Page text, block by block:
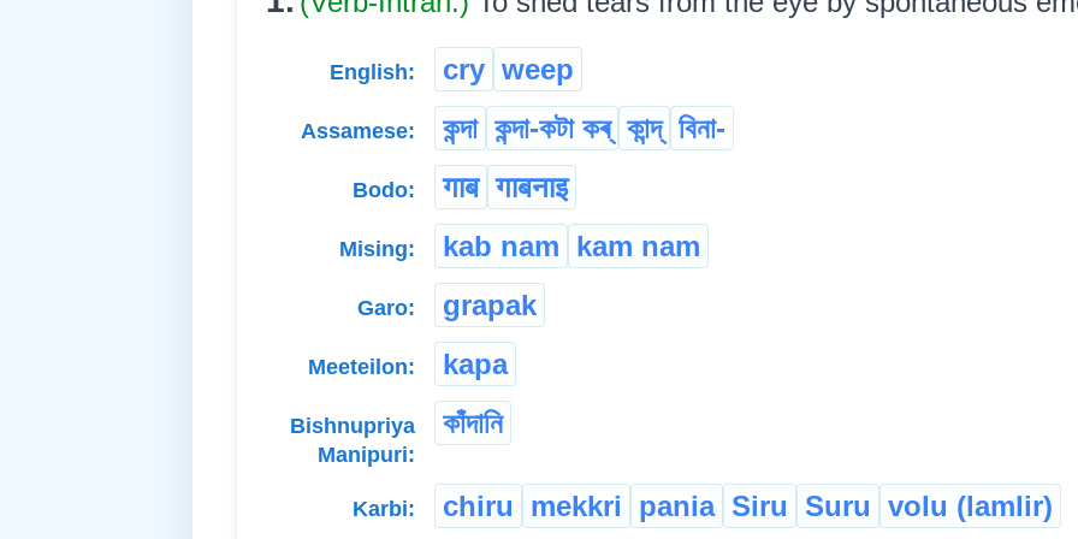
English: cry weep
Assamese: কন্দা কন্দা-কটা কৰ্ কান্দ্ বিনা-
Bodo: गाब गाबनाइ
Mising: kab nam kam nam
Garo: grapak
Meeteilon: kapa
Bishnupriya
Manipuri:
কাঁদানি
Karbi: chiru mekkri pania Siru Suru volu (lamlir)